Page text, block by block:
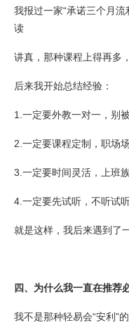
我报过一家“承诺三个月
读
讲真，那种课程上得再多
后来我开始总结经验：
1.一定要外教一对一，别
2.一定要课程定制，职场
3.一定要时间灵活，上班
4.一定要先试听，不听试听
就是这样，我后来遇到
四、为什么我一直在推荐
我不是那种轻易会“安利”